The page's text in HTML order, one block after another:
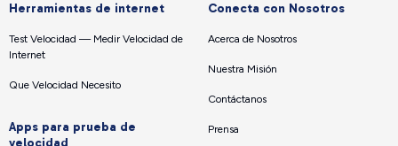
Herramientas de internet
Test Velocidad — Medir Velocidad de
Internet
Que Velocidad Necesito
Apps para prueba de
velocidad
Conecta con Nosotros
Acerca de Nosotros
Nuestra Misión
Contáctanos
Prensa